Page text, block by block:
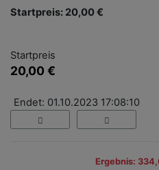
Startpreis: 20,00 €
Startpreis
20,00 €
Endet: 01.10.2023 17:08:10
Ergebnis: